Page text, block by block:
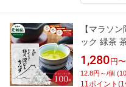
【マラソ
ック 緑茶
深むし テ
受賞】が
ぶがぶ飲め
1,280 円〜
12.8円～/個
11ポイント (1